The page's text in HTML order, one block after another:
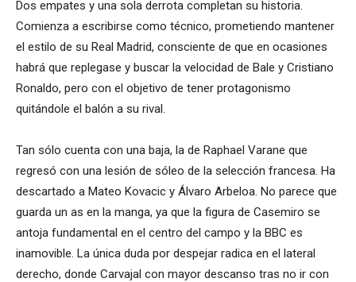
Dos empates y una sola derrota completan su historia.
Comienza a escribirse como técnico, prometiendo mantener
el estilo de su Real Madrid, consciente de que en ocasiones
habrá que replegase y buscar la velocidad de Bale y Cristiano
Ronaldo, pero con el objetivo de tener protagonismo
quitándole el balón a su rival.
Tan sólo cuenta con una baja, la de Raphael Varane que
regresó con una lesión de sóleo de la selección francesa. Ha
descartado a Mateo Kovacic y Álvaro Arbeloa. No parece que
guarda un as en la manga, ya que la figura de Casemiro se
antoja fundamental en el centro del campo y la BBC es
inamovible. La única duda por despejar radica en el lateral
derecho, donde Carvajal con mayor descanso tras no ir con